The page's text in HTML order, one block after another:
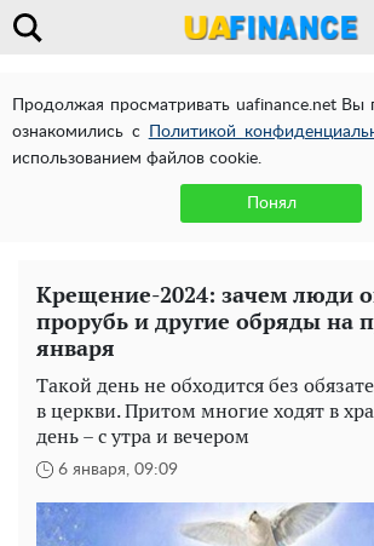
Продолжая просматривать uafinance.net Вы
ознакомились с
Политикой
использованием файлов cookie.
Понял
Крещение-2024: зачем люди
прорубь и другие обряды на
января
Такой день не обходится без
в церкви. Притом многие ходят в
день – с утра и вечером
6 января, 09:09